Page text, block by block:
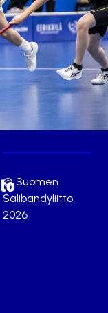
© Suomen
Salibandyliitto
2026